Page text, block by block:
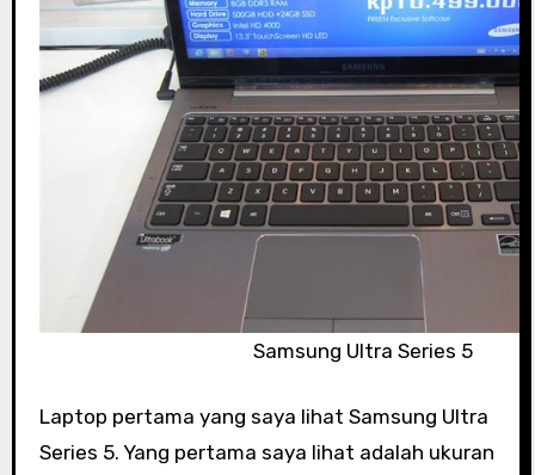
Samsung Ultra Series 5
Laptop pertama yang saya lihat Samsung Ultra
Series 5. Yang pertama saya lihat adalah ukuran